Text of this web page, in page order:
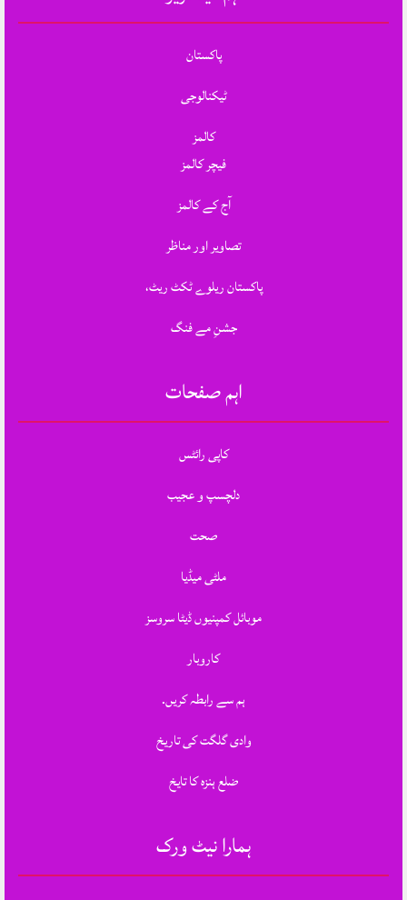
پاکستان
ٹیکنالوجی
کالمز
فیچر کالمز
آج کے کالمز
تصاویر اور مناظر
پاکستان ریلوے ٹکٹ ریٹ،
جشنِ مے فنگ
اہم صفحات
کاپی رائٹس
دلچسپ و عجیب
صحت
ملٹی میڈیا
موبائل کمپنیوں ڈیٹا سروسز
کاروبار
ہم سے رابطہ کریں.
وادی گلگت کی تاریخ
ضلع ہنزہ کا تایخ
ہمارا نیٹ ورک